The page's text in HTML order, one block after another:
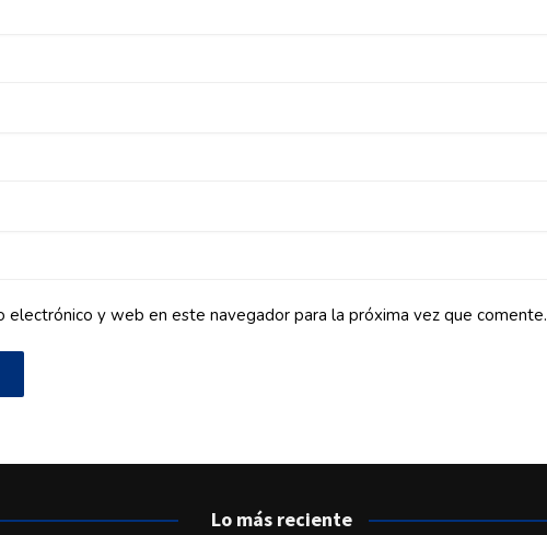
electrónico y web en este navegador para la próxima vez que comente.
Lo más reciente